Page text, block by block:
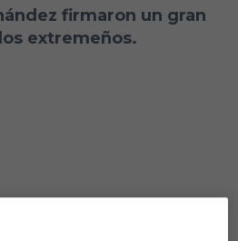
firmaron un gran
extremeños.